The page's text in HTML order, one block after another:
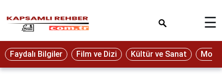
Eğitim
Ekonomi
☰
Faydalı Bilgiler Film ve Dizi Kültür ve Sanat